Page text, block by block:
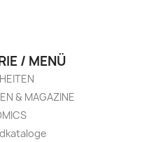
/ MENÜ
& MAGAZINE